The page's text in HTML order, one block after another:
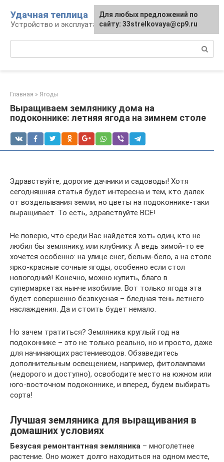
контенту
Удачная теплица
Устройство и эксплуатация теплиц
Главная » Ягоды
Выращиваем землянику дома на
подоконнике: летняя ягода на зимнем столе
Здравствуйте, дорогие дачники и садоводы! Хотя
сегодняшняя статья будет интересна и тем, кто далек
от возделывания земли, но цветы на подоконнике-таки
выращивает. То есть, здравствуйте ВСЕ!
Не поверю, что среди Вас найдется хоть один, кто не
любил бы землянику, или клубнику. А ведь зимой-то ее
хочется особенно: на улице снег, белым-бело, а на столе
ярко-красные сочные ягоды, особенно если стол
новогодний! Конечно, можно купить, благо в
супермаркетах нынче изобилие. Вот только ягода эта
будет совершенно безвкусная – бледная тень летнего
наслаждения. Да и стоить будет немало.
Но зачем тратиться? Земляника круглый год на
подоконнике – это не только реально, но и просто, даже
для начинающих растениеводов. Обзаведитесь
дополнительным освещением, например, фитолампами
(недорого и доступно), освободите место на южном или
юго-восточном подоконнике, и вперед, будем выбирать
сорта!
Лучшая земляника для выращивания в
домашних условиях
Безусая ремонтантная земляника – многолетнее
растение. Оно может долго находиться на одном месте,
Для любых предложений по
сайту: 33strelkovaya@cp9.ru